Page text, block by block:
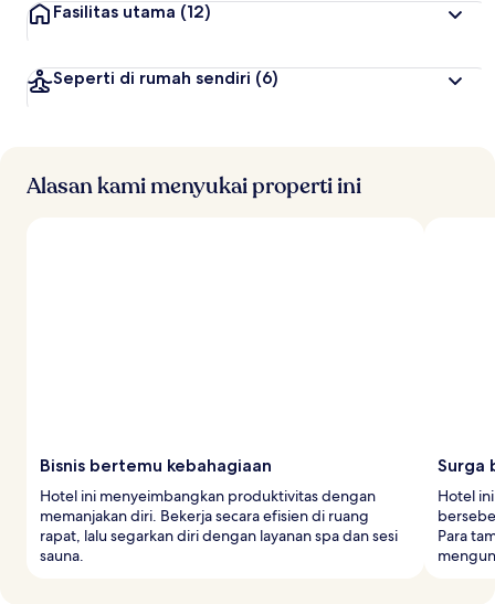
Fasilitas utama (12)
Seperti di rumah sendiri (6)
Alasan kami menyukai properti ini
Bisnis bertemu kebahagiaan
Hotel ini menyeimbangkan produktivitas dengan
memanjakan diri. Bekerja secara efisien di ruang
rapat, lalu segarkan diri dengan layanan spa dan sesi
sauna.
Surga
Hotel
Para